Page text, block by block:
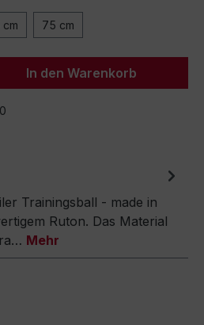
cm 75 cm
Gib den
In den Warenkorb
Trainingsball - made in
Ruton. Das Material
Mehr